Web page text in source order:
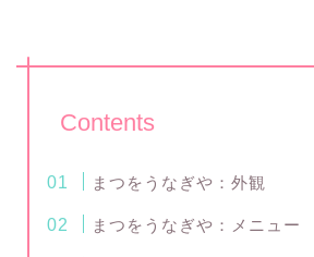
Contents
まつをうなぎや：外観
まつをうなぎや：メニュー